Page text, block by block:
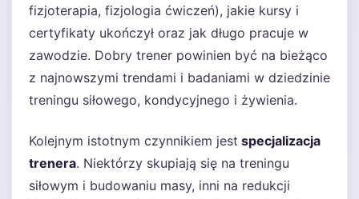
fizjoterapia, fizjologia ćwiczeń), jakie kursy i
certyfikaty ukończył oraz jak długo pracuje w
zawodzie. Dobry trener powinien być na bieżąco
z najnowszymi trendami i badaniami w dziedzinie
treningu siłowego, kondycyjnego i żywienia.
Kolejnym istotnym czynnikiem jest specjalizacja
trenera. Niektórzy skupiają się na treningu
siłowym i budowaniu masy, inni na redukcji